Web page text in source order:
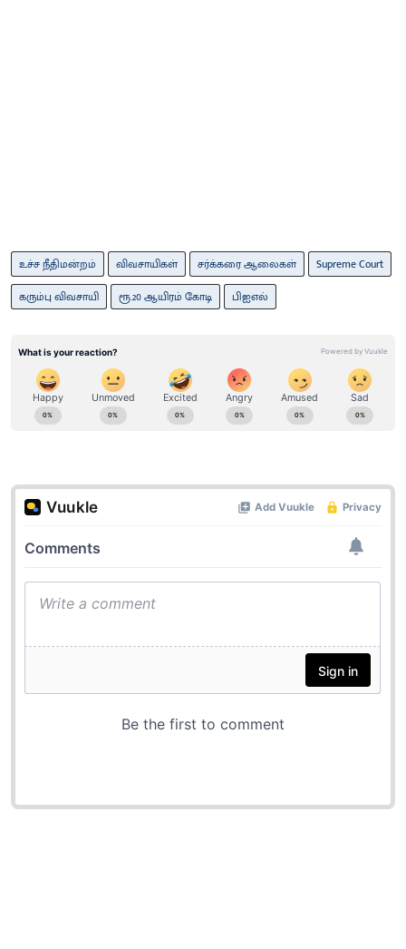
உச்ச நீதிமன்றம் விவசாயிகள் சர்க்கரை ஆலைகள்
Supreme Court
கரும்பு விவசாயி
ரூ.20 ஆயிரம் கோடி பிஐஎல்